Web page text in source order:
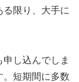
限り、大手に
し込んでしま
。短期間に多数